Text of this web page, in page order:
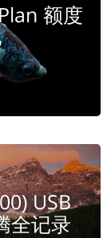
额度
USB
全记录